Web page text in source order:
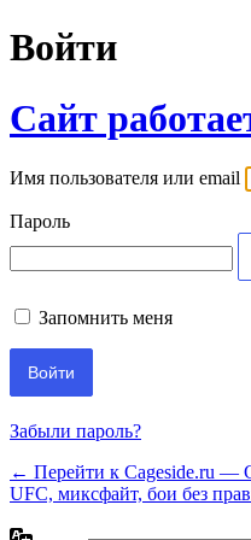
Войти
Сайт
Имя пользователя или email
Пароль
Запомнить меня
Забыли пароль?
← Перейти к Cageside.ru —
UFC, миксфайт, бои без